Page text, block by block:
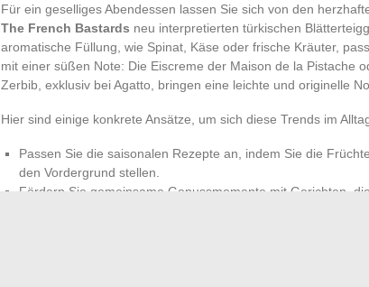
Für ein geselliges Abendessen lassen Sie sich von den
The French Bastards neu interpretierten türkischen
aromatische Füllung, wie Spinat, Käse oder frische Kräuter,
mit einer süßen Note: Die Eiscreme der Maison de la Pistache
Zerbib, exklusiv bei Agatto, bringen eine leichte und originelle
Hier sind einige konkrete Ansätze, um sich diese Trends im
Passen Sie die saisonalen Rezepte an, indem Sie die
den Vordergrund stellen.
Fördern Sie gemeinsame Genussmomente mit Gerichten,